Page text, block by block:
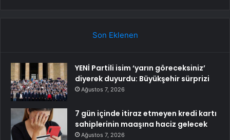
Son Eklenen
YENİ Partili isim ‘yarın göreceksiniz’
diyerek duyurdu: Büyükşehir sürprizi
Ağustos 7, 2026
7 gün içinde itiraz etmeyen kredi kartı
sahiplerinin maaşına haciz gelecek
Ağustos 7, 2026